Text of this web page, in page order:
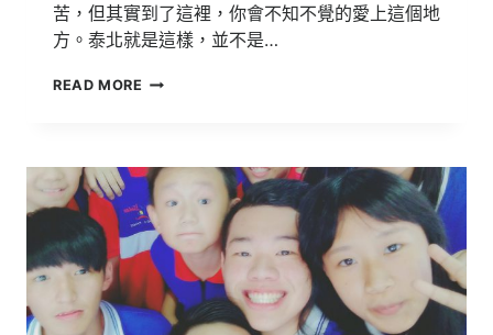
苦，但其實到了這裡，你會不知不覺的愛上這個地
方。泰北就是這樣，並不是…
READ MORE
務
學
習
|
憶
●
滿